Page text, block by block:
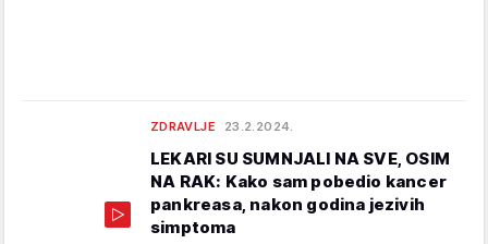
ZDRAVLJE 23.2.2024.
LEKARI SU SUMNJALI NA SVE, OSIM
NA RAK: Kako sam pobedio kancer
pankreasa, nakon godina jezivih
simptoma